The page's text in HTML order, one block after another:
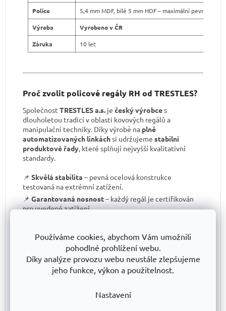
Používáme cookies, abychom Vám umožnili
pohodlné prohlížení webu.
Díky analýze provozu webu neustále zlepšujeme
jeho funkce, výkon a použitelnost.
Nastavení
Police 5,4 mm MDF, bílé 5 mm HDF – maximální pevnost
Výroba Vyrobeno v ČR
Záruka 10 let
Proč zvolit policové regály RH od TRESTLES?
Společnost TRESTLES a.s. je český výrobces
dlouholetou tradicí v oblasti kovových regálů a
manipulační techniky. Díky výrobě na plně
automatizovaných linkáchsi udržujeme stabilní
produktové řady, které splňují nejvyšší kvalitativní
standardy.
📌 Skvělá stabilita – pevná ocelová konstrukce
testovaná na extrémní zatížení.
📌 Garantovaná nosnost– každý regál je certifikován
pro uvedené zatížení.
Bezkonkurenční poměr kvalita/cena– výborné
zpracování za férovou cenu.
📌Podpora české výroby– investujeme do lokální
produkce a technologického pokroku.
spolehněte se, že vaše skladové řešení bude